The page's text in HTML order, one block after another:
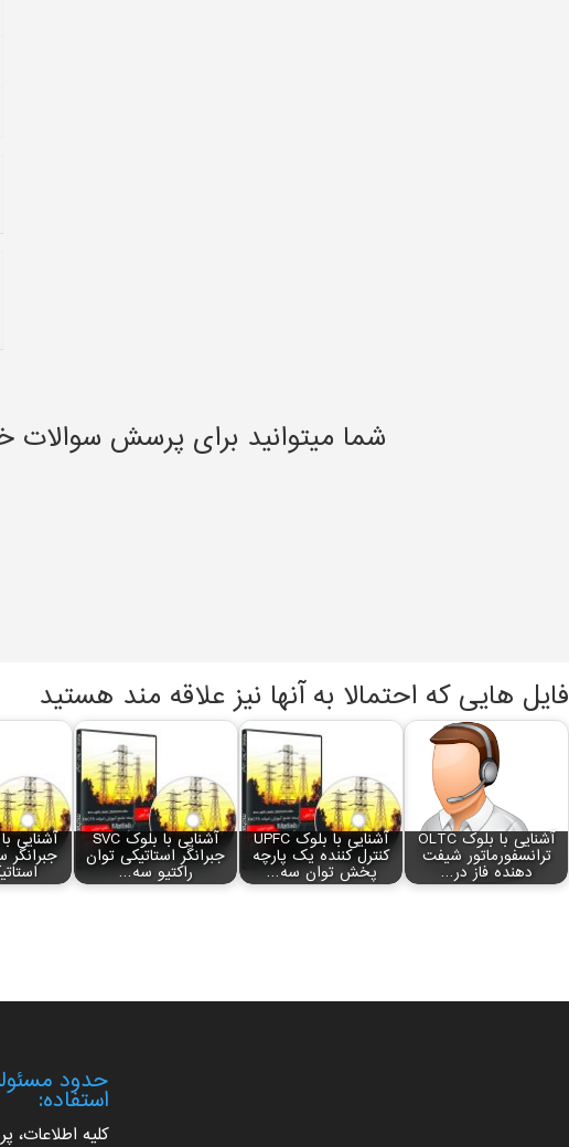
شما میتوانید برای پرسش
فایل هایی که احتمالا به آنها نیز علاقه مند هستید
آشنایی با بلوک OLTC
ترانسفورماتور شیفت
دهنده فاز در…
آشنایی با بلوک UPFC
کنترل کننده یک پارچه
پخش توان سه…
آشنایی با بلوک SVC
جبرانگر استاتیکی توان
راکتیو سه…
حدود
استفاده:
کلیه اطلاعات،